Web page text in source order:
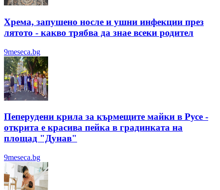
Хрема, запушено носле и ушни инфекции през
лятотo - какво трябва да знае всеки родител
9meseca.bg
Пеперудени крила за кърмещите майки в Русе -
открита е красива пейка в градинката на
площад "Дунав"
9meseca.bg